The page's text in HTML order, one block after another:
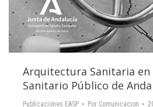
Arquitectura Sanitaria en
Sanitario Público de
Publicaciones EASP Por Comunicacion